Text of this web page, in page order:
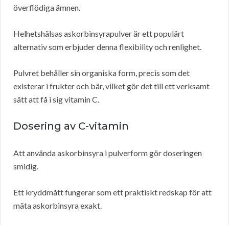
överflödiga ämnen.
Helhetshälsas askorbinsyrapulver är ett populärt
alternativ som erbjuder denna flexibility och renlighet.
Pulvret behåller sin organiska form, precis som det
existerar i frukter och bär, vilket gör det till ett verksamt
sätt att få i sig vitamin C.
Dosering av C-vitamin
Att använda askorbinsyra i pulverform gör doseringen
smidig.
Ett kryddmått fungerar som ett praktiskt redskap för att
mäta askorbinsyra exakt.